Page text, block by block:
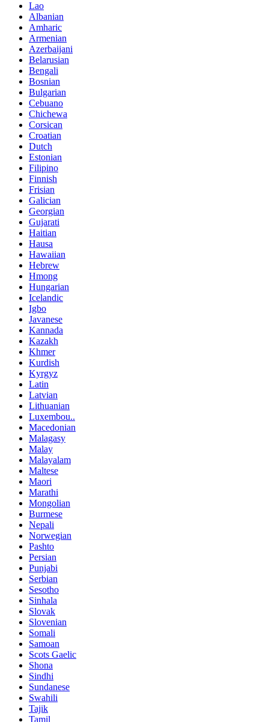
Lao
Albanian
Amharic
Armenian
Azerbaijani
Belarusian
Bengali
Bosnian
Bulgarian
Cebuano
Chichewa
Corsican
Croatian
Dutch
Estonian
Filipino
Finnish
Frisian
Galician
Georgian
Gujarati
Haitian
Hausa
Hawaiian
Hebrew
Hmong
Hungarian
Icelandic
Igbo
Javanese
Kannada
Kazakh
Khmer
Kurdish
Kyrgyz
Latin
Latvian
Lithuanian
Luxembou..
Macedonian
Malagasy
Malay
Malayalam
Maltese
Maori
Marathi
Mongolian
Burmese
Nepali
Norwegian
Pashto
Persian
Punjabi
Serbian
Sesotho
Sinhala
Slovak
Slovenian
Somali
Samoan
Scots Gaelic
Shona
Sindhi
Sundanese
Swahili
Tajik
Tamil